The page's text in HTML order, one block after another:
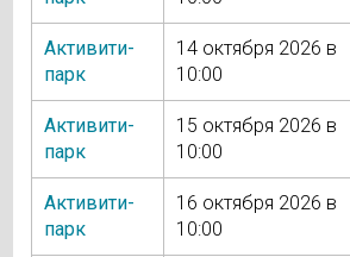
Активити-
парк
14 октября 2026 в
10:00
Активити-
парк
15 октября 2026 в
10:00
Активити-
парк
16 октября 2026 в
10:00